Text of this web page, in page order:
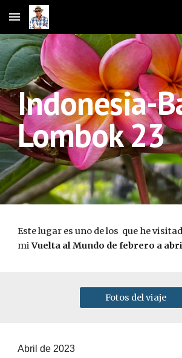
Skip to main content
Indonesia-
Lombok 23
Este lugar es uno de los que he
miVuelta al Mundo de febrero a
Fotos del viaje
Abril de 2023